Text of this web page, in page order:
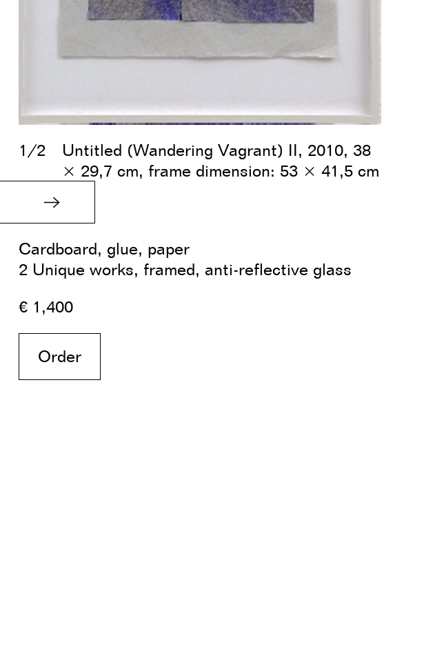
1/2
Untitled (Wandering Vagrant) II, 2010, 38
× 29,7 cm, frame dimension: 53 × 41,5 cm
Cardboard, glue, paper
2 Unique works, framed, anti-reflective glass
€ 1,400
Order